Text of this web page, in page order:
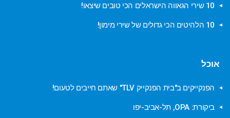
10 שירי הגאווה הישראלים הכי טובים שיצאו!
10 הלהיטים הכי גדולים של שירי מימון!
אוכל
הפנקייקים ב"בית הפנקייק TLV" שאתם חייבים לטעום!
ביקורת: OPA, תל-אביב-יפו